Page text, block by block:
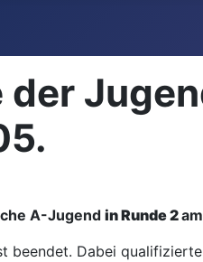
A-Jugend in Runde 2
beendet. Dabei